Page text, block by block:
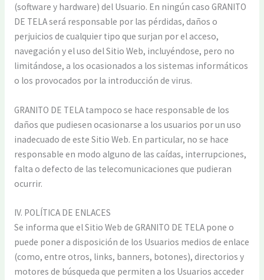
(software y hardware) del Usuario. En ningún caso GRANITO
DE TELA será responsable por las pérdidas, daños o
perjuicios de cualquier tipo que surjan por el acceso,
navegación y el uso del Sitio Web, incluyéndose, pero no
limitándose, a los ocasionados a los sistemas informáticos
o los provocados por la introducción de virus.
GRANITO DE TELA tampoco se hace responsable de los
daños que pudiesen ocasionarse a los usuarios por un uso
inadecuado de este Sitio Web. En particular, no se hace
responsable en modo alguno de las caídas, interrupciones,
falta o defecto de las telecomunicaciones que pudieran
ocurrir.
IV. POLÍTICA DE ENLACES
Se informa que el Sitio Web de GRANITO DE TELA pone o
puede poner a disposición de los Usuarios medios de enlace
(como, entre otros, links, banners, botones), directorios y
motores de búsqueda que permiten a los Usuarios acceder